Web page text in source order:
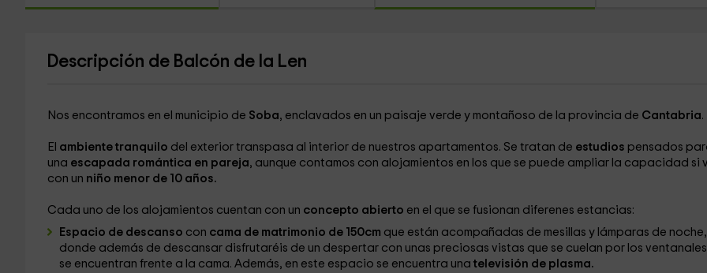
Descripción de Balcón de la Len
Nos encontramos en el municipio de Soba, enclavados en un paisaje verde y montañoso de la provincia de Cantabria.
El ambiente tranquilo del exterior transpasa al interior de nuestros apartamentos. Se tratan de estudios pensados
una escapada romántica en pareja, aunque contamos con alojamientos en los que se puede ampliar la capacidad si
con un niño menor de 10 años.
Cada uno de los alojamientos cuentan con un concepto abierto en el que se fusionan diferenes estancias:
Espacio de descanso con cama de matrimonio de 150cm que están acompañadas de mesillas y lámparas de noche,
donde además de descansar disfrutaréis de un despertar con unas preciosas vistas que se cuelan por los
se encuentran frente a la cama. Además, en este espacio se encuentra una televisión de plasma.